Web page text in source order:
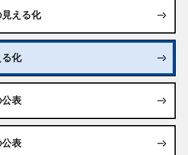
える化
る化
表
表